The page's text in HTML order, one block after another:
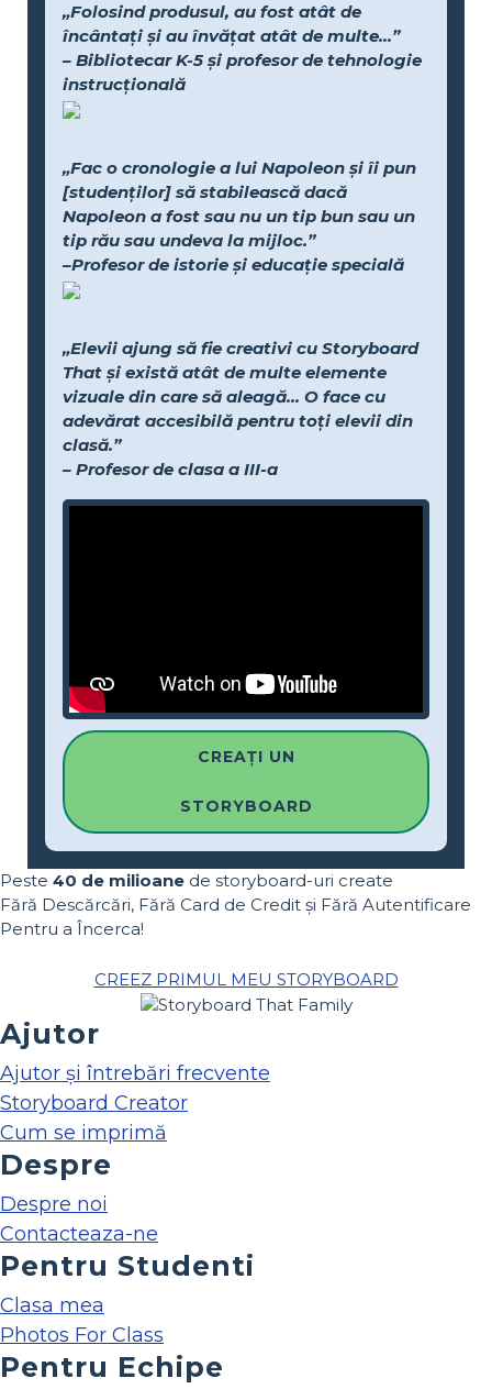
„Folosind produsul, au fost atât de
încântați și au învățat atât de multe...”
– Bibliotecar K-5 și profesor de tehnologie
instrucțională
„Fac o cronologie a lui Napoleon și îi pun
[studenților] să stabilească dacă
Napoleon a fost sau nu un tip bun sau un
tip rău sau undeva la mijloc.”
–Profesor de istorie și educație specială
„Elevii ajung să fie creativi cu Storyboard
That și există atât de multe elemente
vizuale din care să aleagă... O face cu
adevărat accesibilă pentru toți elevii din
clasă.”
– Profesor de clasa a III-a
CREAȚI UN
STORYBOARD
Peste 40 de milioane de storyboard-uri create
Fără Descărcări, Fără Card de Credit și Fără Autentificare
Pentru a Încerca!
CREEZ PRIMUL MEU STORYBOARD
Ajutor
Ajutor și întrebări frecvente
Storyboard Creator
Cum se imprimă
Despre
Despre noi
Contacteaza-ne
Pentru Studenti
Clasa mea
Photos For Class
Pentru Echipe